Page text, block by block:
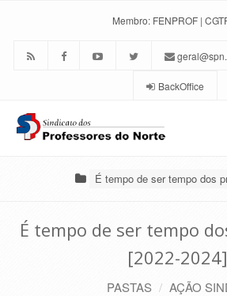
Membro: FENPROF |
BackOffice
É tempo de ser tempo dos
É tempo de ser tempo
[2022-2024]
PASTAS
AÇÃO